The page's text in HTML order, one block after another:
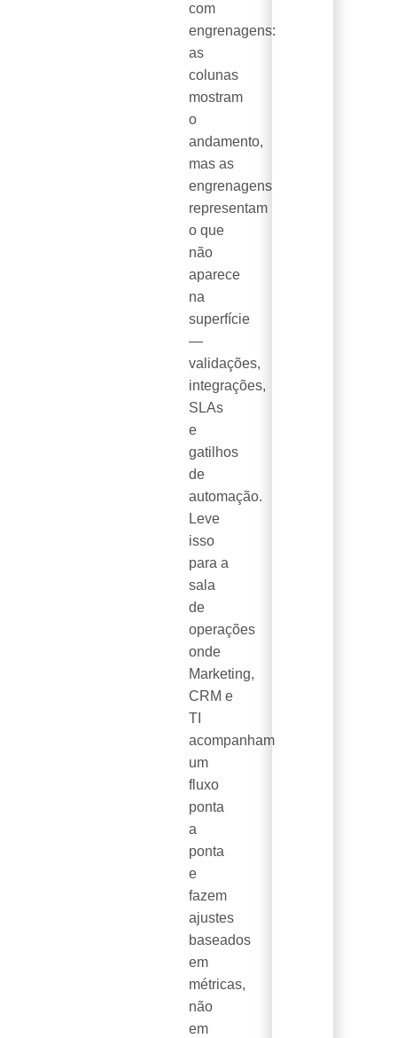
com
engrenagens:
as
colunas
mostram
o
andamento,
mas as
engrenagens
representam
o que
não
aparece
na
superfície
—
validações,
integrações,
SLAs
e
gatilhos
de
automação.
Leve
isso
para a
sala
de
operações
onde
Marketing,
CRM e
TI
acompanham
um
fluxo
ponta
a
ponta
e
fazem
ajustes
baseados
em
métricas,
não
em